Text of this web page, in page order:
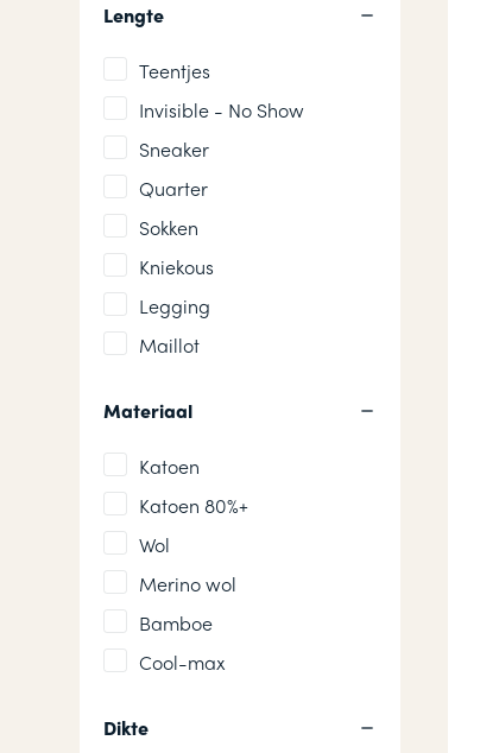
Lengte
Teentjes
Invisible - No Show
Sneaker
Quarter
Sokken
Kniekous
Legging
Maillot
Materiaal
Katoen
Katoen 80%+
Wol
Merino wol
Bamboe
Cool-max
Dikte